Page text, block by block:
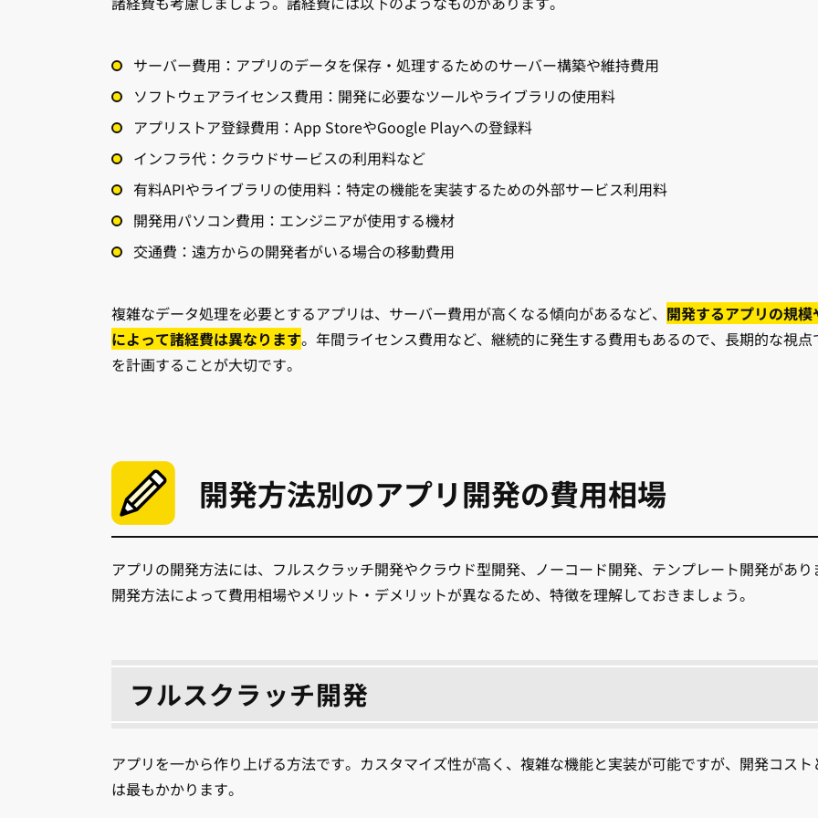
サーバー費用：アプリのデータを保存・処理するためのサーバー構築や維持費用
ソフトウェアライセンス費用：開発に必要なツールやライブラリの使用料
アプリストア登録費用：App StoreやGoogle Playへの登録料
インフラ代：クラウドサービスの利用料など
有料APIやライブラリの使用料：特定の機能を実装するための外部サービス利用料
開発用パソコン費用：エンジニアが使用する機材
交通費：遠方からの開発者がいる場合の移動費用
複雑なデータ処理を必要とするアプリは、サーバー費用が高くなる傾向があるなど、 開発するアプリの規模
によって諸経費は異なります。年間ライセンス費用など、継続的に発生する費用もあるので、長期的な視点
を計画することが大切です。
開発方法別のアプリ開発の費用相場
アプリの開発方法には、フルスクラッチ開発やクラウド型開発、ノーコード開発、テンプレート開発があり
開発方法によって費用相場やメリット・デメリットが異なるため、特徴を理解しておきましょう。
フルスクラッチ開発
アプリを一から作り上げる方法です。カスタマイズ性が高く、複雑な機能と実装が可能ですが、開発コスト
は最もかかります。